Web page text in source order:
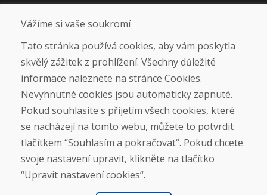
Nákup
Eshop
Jak posíláme elektrokola
Obchodní podmínky
Doprava
Platba
Reklamace
Vrácení a výměna zboží
Ochrana osobních údajů
Cookies
Sociální sítě
Vážíme si vaše soukromí
Tato stránka používá cookies, aby vám poskytla
skvělý zážitek z prohlížení. Všechny důležité
informace naleznete na stránce Cookies.
Nevyhnutné cookies jsou automaticky zapnuté.
Pokud souhlasíte s přijetím všech cookies, které
se nacházejí na tomto webu, můžete to potvrdit
tlačítkem “Souhlasím a pokračovat“. Pokud chcete
svoje nastavení upravit, klikněte na tlačítko
“Upravit nastavení cookies“.